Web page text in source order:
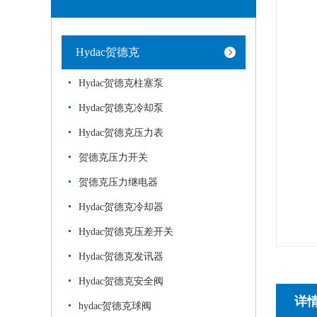
Hydac贺德克
Hydac贺德克柱塞泵
Hydac贺德克冷却泵
Hydac贺德克压力表
贺德克压力开关
贺德克压力继电器
Hydac贺德克冷却器
Hydac贺德克压差开关
Hydac贺德克发讯器
Hydac贺德克安全阀
hydac贺德克球阀 详